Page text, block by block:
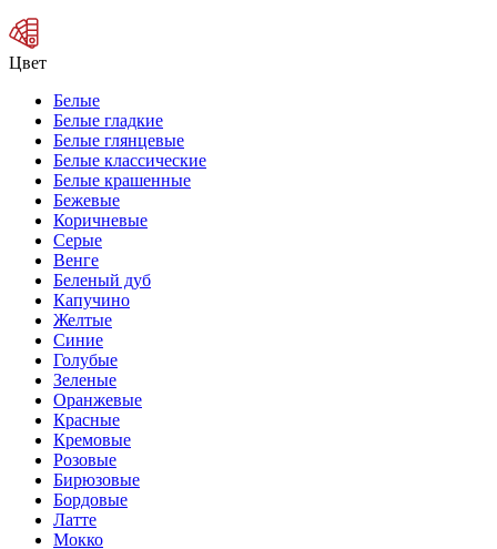
Цвет
Белые
Белые гладкие
Белые глянцевые
Белые классические
Белые крашенные
Бежевые
Коричневые
Серые
Венге
Беленый дуб
Капучино
Желтые
Синие
Голубые
Зеленые
Оранжевые
Красные
Кремовые
Розовые
Бирюзовые
Бордовые
Латте
Мокко